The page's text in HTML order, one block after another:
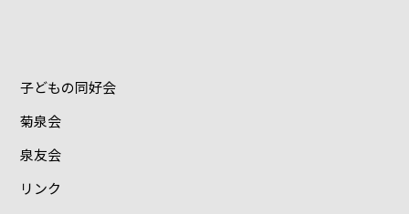
子どもの同好会
菊泉会
泉友会
リンク